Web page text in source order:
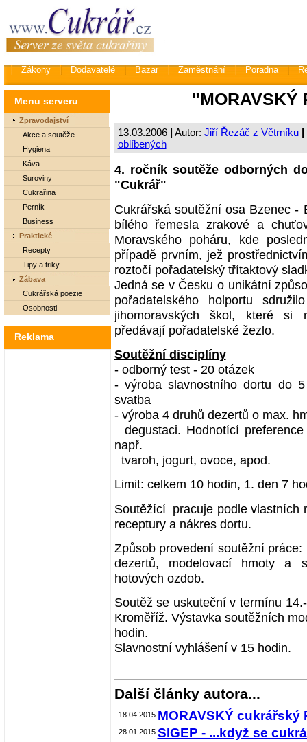
Zákony Dodavatelé Bazar Zaměstnání Poradna
Menu serveru
Zpravodajství
Akce a soutěže
Hygiena
Káva
Suroviny
Cukrařina
Perník
Business
Praktické
Recepty
Tipy a triky
Zábava
Cukrářská poezie
Osobnosti
Reklama
"MORAVSKÝ
13.03.2006 | Autor: Jiří Řezáč z Větrníku |
oblíbených
4. ročník soutěže odborných
"Cukrář"
Cukrářská soutěžní osa Bzenec
bílého řemesla zrakové a
Moravského poháru, kde
případě prvním, jež
roztočí pořadatelský třítaktový
Jedná se v Česku o unikátní
pořadatelského holportu
jihomoravských škol, které si
předávají pořadatelské žezlo.
Soutěžní disciplíny
- odborný test - 20 otázek
- výroba slavnostního dortu do
svatba
- výroba 4 druhů dezertů o max.
degustaci. Hodnotící
např.
tvaroh, jogurt, ovoce, apod.
Limit: celkem 10 hodin, 1. den 7
Soutěžící pracuje podle vlastních
receptury a nákres dortu.
Způsob provedení soutěžní
dezertů, modelovací hmoty a
hotových ozdob.
Soutěž se uskuteční v termínu
Kroměříž. Výstavka soutěžních
hodin.
Slavnostní vyhlášení v 15 hodin.
Další články autora...
18.04.2015 MORAVSKÝ cukrářský
28.01.2015 SIGEP - ...když se